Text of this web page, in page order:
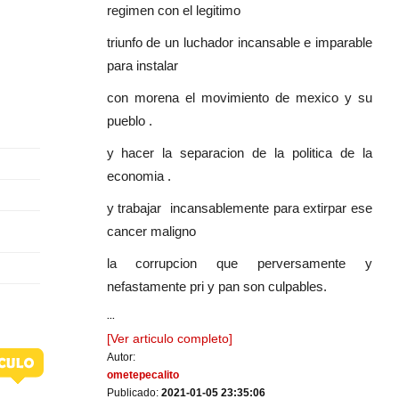
regimen con el legitimo
triunfo de un luchador incansable e imparable
para instalar
con morena el movimiento de mexico y su
pueblo .
y hacer la separacion de la politica de la
economia .
y trabajar incansablemente para extirpar ese
cancer maligno
la corrupcion que perversamente y
nefastamente pri y pan son culpables.
...
[Ver articulo completo]
Autor:
ometepecalito
Publicado: 2021-01-05 23:35:06